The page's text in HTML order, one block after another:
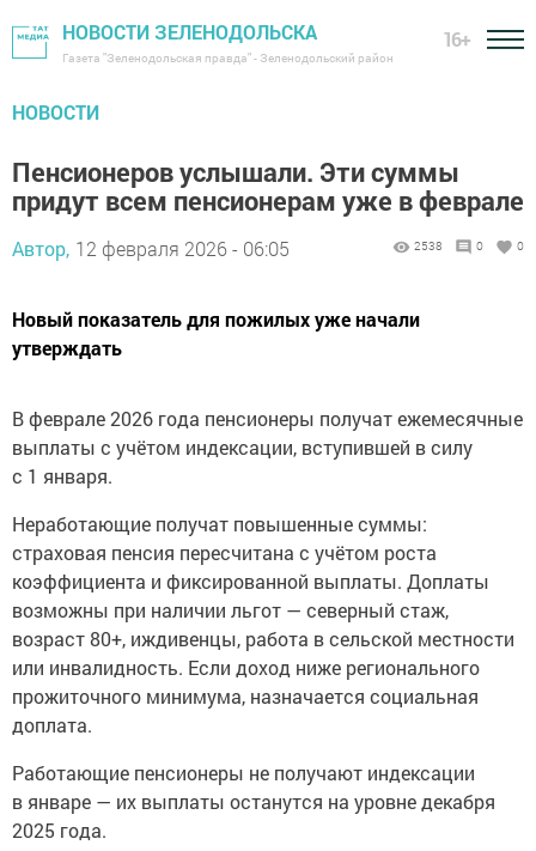
НОВОСТИ ЗЕЛЕНОДОЛЬСКА
Газета "Зеленодольская правда" - Зеленодольский район
16+
НОВОСТИ
Пенсионеров услышали. Эти суммы
придут всем пенсионерам уже в феврале
Автор, 12 февраля 2026 - 06:05 2538 0 0
Новый показатель для пожилых уже начали
утверждать
В феврале 2026 года пенсионеры получат ежемесячные
выплаты с учётом индексации, вступившей в силу
с 1 января.
Неработающие получат повышенные суммы:
страховая пенсия пересчитана с учётом роста
коэффициента и фиксированной выплаты. Доплаты
возможны при наличии льгот — северный стаж,
возраст 80+, иждивенцы, работа в сельской местности
или инвалидность. Если доход ниже регионального
прожиточного минимума, назначается социальная
доплата.
Работающие пенсионеры не получают индексации
в январе — их выплаты останутся на уровне декабря
2025 года.